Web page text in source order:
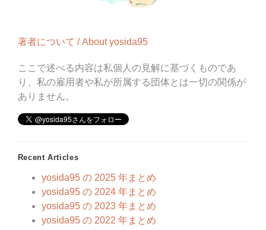
著者について / About yosida95
ここで述べる内容は私個人の見解に基づくものであ
り、私の雇用者や私が所属する団体とは一切の関係が
ありません。
Recent Articles
yosida95 の 2025 年まとめ
yosida95 の 2024 年まとめ
yosida95 の 2023 年まとめ
yosida95 の 2022 年まとめ